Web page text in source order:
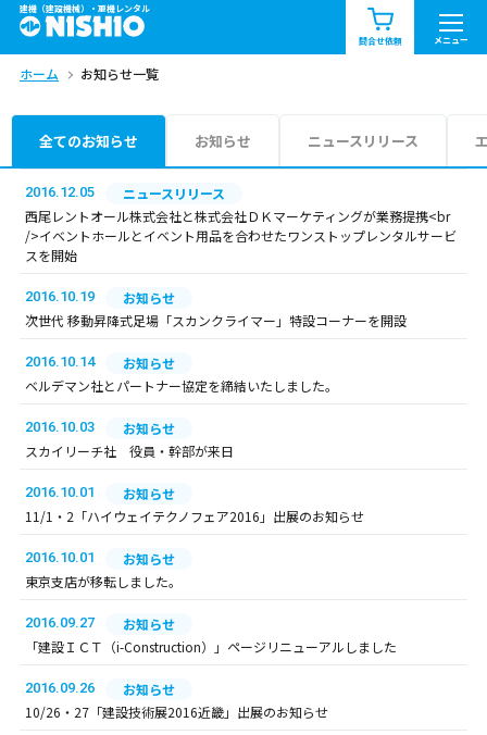
建機（建設機械）・重機レンタル
問合せ依頼 メニュー
商品一覧 お知らせ一覧
問合せ依頼リスト
エリア情報を見る
中部 関西 中国・四国
九州・沖縄（外部）
ホーム お知らせ一覧
全てのお知らせ お知らせ ニュースリリース
2016.12.05
ニュースリリース
西尾レントオール株式会社と株式会社ＤＫマーケティングが業務提携<br
/>イベントホールとイベント用品を合わせたワンストップレンタルサービ
スを開始
2016.10.19
お知らせ
次世代 移動昇降式足場「スカンクライマー」特設コーナーを開設
2016.10.14
お知らせ
ベルデマン社とパートナー協定を締結いたしました。
2016.10.03
お知らせ
スカイリーチ社 役員・幹部が来日
2016.10.01
お知らせ
11/1・2「ハイウェイテクノフェア2016」出展のお知らせ
2016.10.01
お知らせ
東京支店が移転しました。
2016.09.27
お知らせ
「建設ＩＣＴ（i-Construction）」ページリニューアルしました
2016.09.26
お知らせ
10/26・27「建設技術展2016近畿」出展のお知らせ